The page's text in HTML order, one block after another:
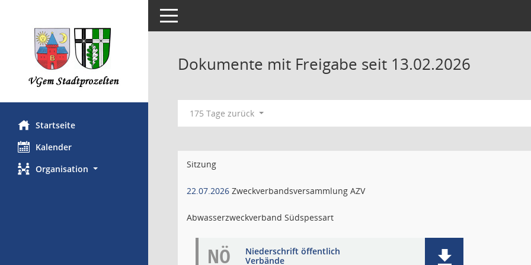
Startseite
Kalender
Organisation
Toggle navigation
Dokumente mit Freigabe seit 13.02.2026
175 Tage zurück
Sitzung
22.07.2026 Zweckverbandsversammlung AZV
Abwasserzweckverband Südspessart
NÖ
Niederschrift öffentlich
Verbände